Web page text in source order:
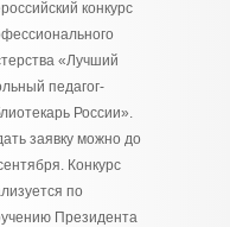
конкурс
«Лучший
педагог-
России».
заявку можно до
Конкурс
по
Президента